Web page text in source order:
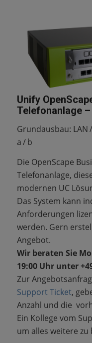
Unify
Telefonanlage
Grundausbau: LAN /
a / b
Die OpenScape
Telefonanlage,
modernen UC
Das System kann
Anforderungen
werden. Gern
Angebot.
Wir beraten Sie
19:00 Uhr unter
Zur
Support Ticket,
Anzahl und die
Ein Kollege vom
um alles weitere zu